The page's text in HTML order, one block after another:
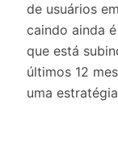
de usuários
caindo ainda
que está
últimos 12
uma